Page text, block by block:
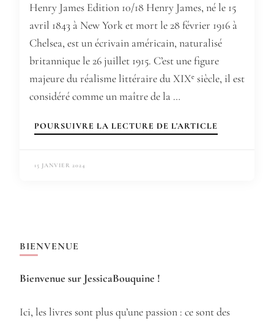
Henry James Edition 10/18 Henry James, né le 15
avril 1843 à New York et mort le 28 février 1916 à
Chelsea, est un écrivain américain, naturalisé
britannique le 26 juillet 1915. C’est une figure
majeure du réalisme littéraire du XIXᵉ siècle, il est
considéré comme un maître de la …
POURSUIVRE LA LECTURE DE L'ARTICLE
15 JANVIER 2024
BIENVENUE
Bienvenue sur JessicaBouquine !
Ici, les livres sont plus qu’une passion : ce sont des